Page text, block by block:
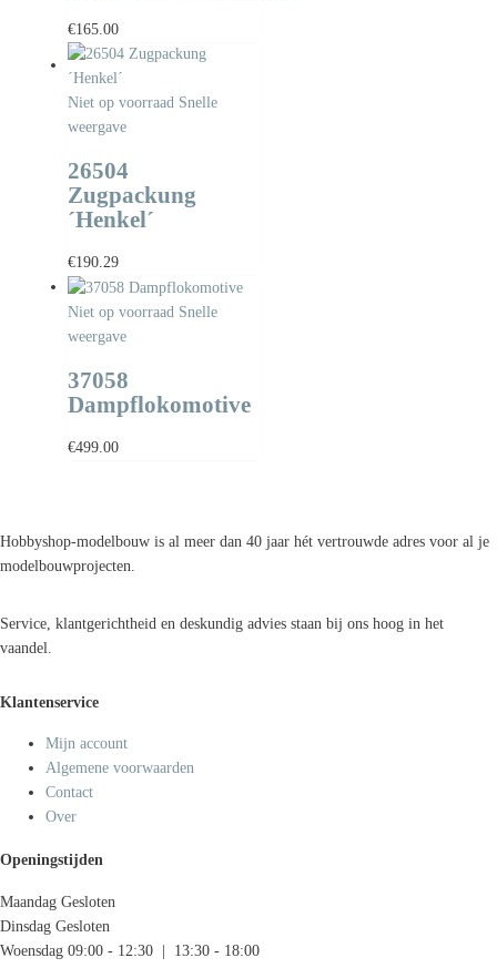
€165.00
Niet op voorraad Snelle
weergave
26504
Zugpackung
´Henkel´
€190.29
Niet op voorraad Snelle
weergave
37058
Dampflokomotive
€499.00
Hobbyshop-modelbouw is al meer dan 40 jaar hét vertrouwde adres voor al je
modelbouwprojecten.
Service, klantgerichtheid en deskundig advies staan bij ons hoog in het
vaandel.
Klantenservice
Mijn account
Algemene voorwaarden
Contact
Over
Openingstijden
Maandag Gesloten
Dinsdag Gesloten
Woensdag 09:00 - 12:30 | 13:30 - 18:00